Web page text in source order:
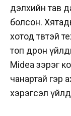
дэлхийн тав
болсон.
хотод төвтэй
топ дрон
Midea зэрэг
чанартай гэр
хэрэгсэл